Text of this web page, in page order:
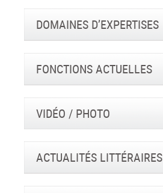
DOMAINES D’EXPERTISES
FONCTIONS ACTUELLES
VIDÉO / PHOTO
ACTUALITÉS LITTÉRAIRES